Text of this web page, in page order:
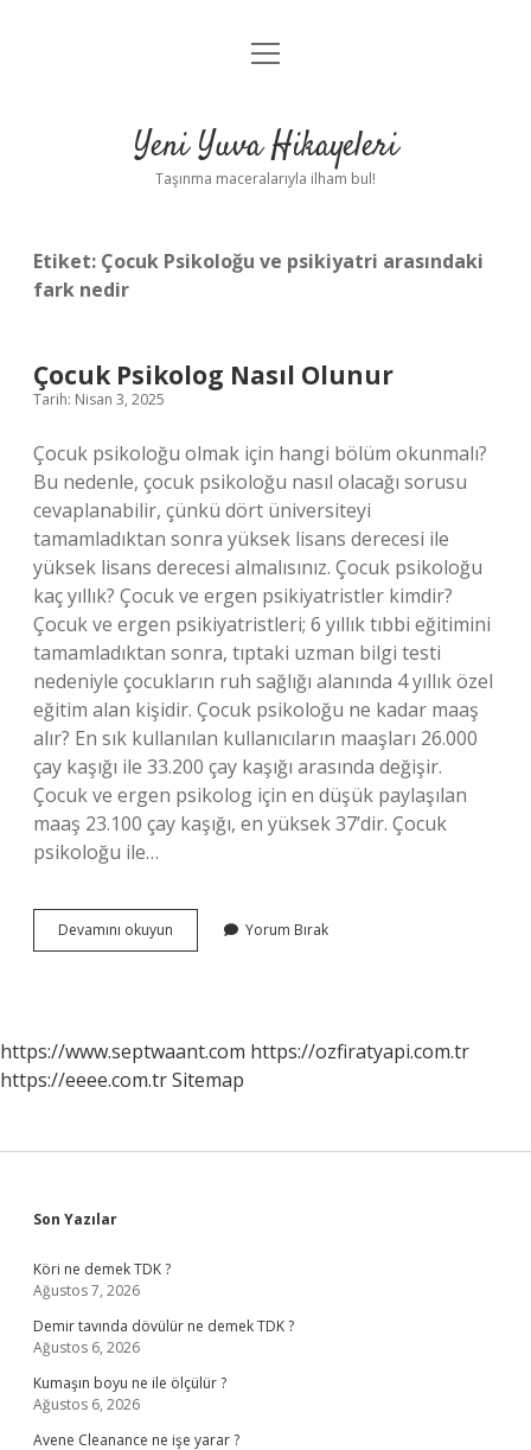
Anasayfa
Yasal Uyarı
menüyü
Yeni Yuva Hikayeleri
Taşınma maceralarıyla ilham bul!
Etiket: Çocuk Psikoloğu ve psikiyatri arasındaki
fark nedir
Çocuk Psikolog Nasıl Olunur
Tarih: Nisan 3, 2025
Çocuk psikoloğu olmak için hangi bölüm okunmalı?
Bu nedenle, çocuk psikoloğu nasıl olacağı sorusu
cevaplanabilir, çünkü dört üniversiteyi
tamamladıktan sonra yüksek lisans derecesi ile
yüksek lisans derecesi almalısınız. Çocuk psikoloğu
kaç yıllık? Çocuk ve ergen psikiyatristler kimdir?
Çocuk ve ergen psikiyatristleri; 6 yıllık tıbbi eğitimini
tamamladıktan sonra, tıptaki uzman bilgi testi
nedeniyle çocukların ruh sağlığı alanında 4 yıllık özel
eğitim alan kişidir. Çocuk psikoloğu ne kadar maaş
alır? En sık kullanılan kullanıcıların maaşları 26.000
çay kaşığı ile 33.200 çay kaşığı arasında değişir.
Çocuk ve ergen psikolog için en düşük paylaşılan
maaş 23.100 çay kaşığı, en yüksek 37’dir. Çocuk
psikoloğu ile…
Devamını okuyun
Psikolog
Yorum Bırak
https://www.septwaant.com https://ozfiratyapi.com.tr
https://eeee.com.trSitemap
Sidebar
Son Yazılar
Köri ne demek TDK ?
Ağustos 7, 2026
Demir tavında dövülür ne demek TDK ?
Ağustos 6, 2026
Kumaşın boyu ne ile ölçülür ?
Ağustos 6, 2026
Avene Cleanance ne işe yarar ?